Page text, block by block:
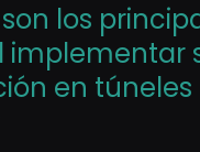
los
implementar
en túneles